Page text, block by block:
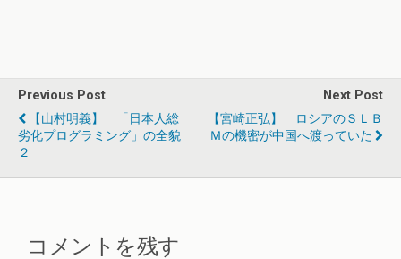
Previous Post
【山村明義】 「日本人総
劣化プログラミング」の全貌
２
Next Post
【宮崎正弘】 ロシアのＳＬＢ
Ｍの機密が中国へ渡っていた
コメントを残す